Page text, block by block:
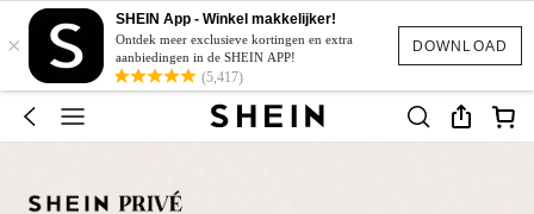
DOWNLOAD
×
SHEIN App - Winkel makkelijker!
Ontdek meer exclusieve kortingen en extra
aanbiedingen in de SHEIN APP!
(5,417)